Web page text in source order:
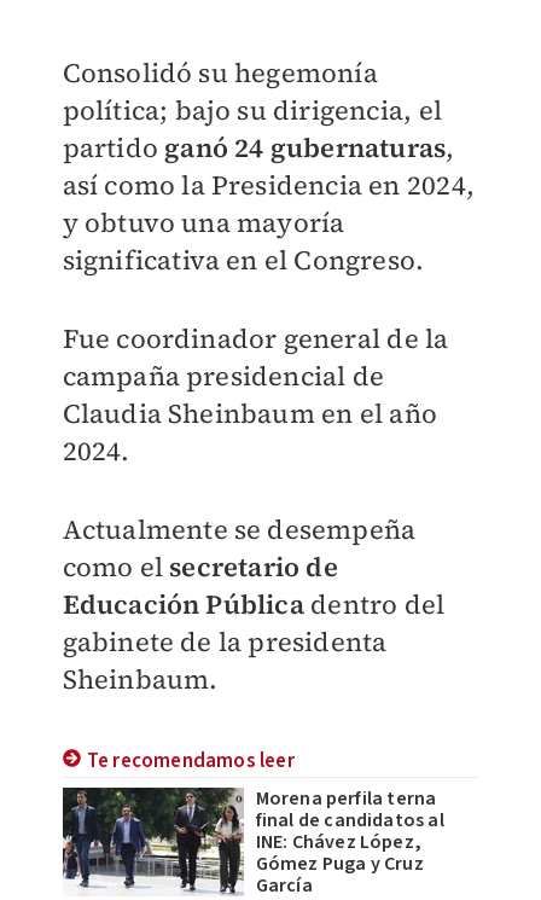
Consolidó su hegemonía
política; bajo su dirigencia, el
partido ganó 24 gubernaturas,
así como la Presidencia en 2024,
y obtuvo una mayoría
significativa en el Congreso.
Fue coordinador general de la
campaña presidencial de
Claudia Sheinbaum en el año
2024.
Actualmente se desempeña
como el secretario de
Educación Públicadentro del
gabinete de la presidenta
Sheinbaum.
Te recomendamos leer
Morena perfila terna
final de candidatos al
INE: Chávez López,
Gómez Puga y Cruz
García